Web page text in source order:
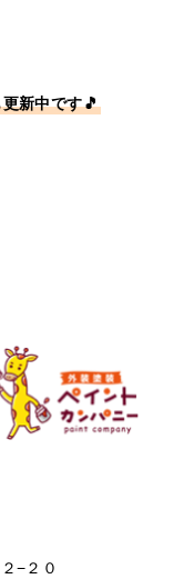
新中です🎵
−２０